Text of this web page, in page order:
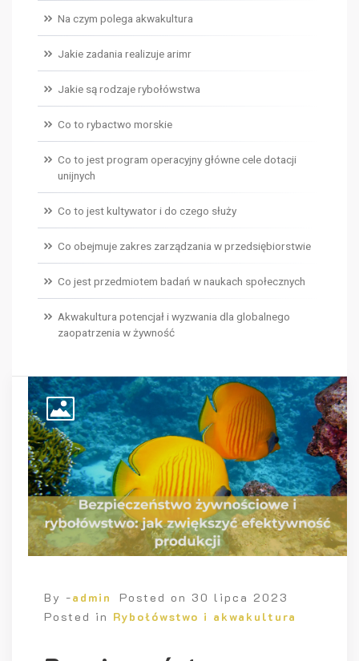
By -admin Posted on 30 lipca 2023
Posted in Rybołówstwo i akwakultura
Na czym polega akwakultura
Jakie zadania realizuje arimr
Jakie są rodzaje rybołówstwa
Co to rybactwo morskie
Co to jest program operacyjny główne cele dotacji
unijnych
Co to jest kultywator i do czego służy
Co obejmuje zakres zarządzania w przedsiębiorstwie
Co jest przedmiotem badań w naukach społecznych
Akwakultura potencjał i wyzwania dla globalnego
zaopatrzenia w żywność